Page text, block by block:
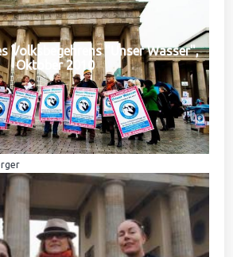
Volksbegehrens "Unser Wasser",
Oktober 2010